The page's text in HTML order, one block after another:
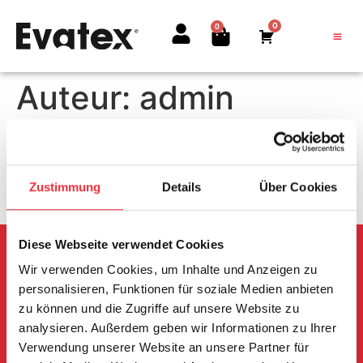
Zustimmung Details Über Cookies
Diese Webseite verwendet Cookies
Wir verwenden Cookies, um Inhalte und Anzeigen zu
personalisieren, Funktionen für soziale Medien anbieten
zu können und die Zugriffe auf unsere Website zu
analysieren. Außerdem geben wir Informationen zu Ihrer
Verwendung unserer Website an unsere Partner für
0 0
Auteur: admin
Welkom bij WordPress. Dit is je eerste bericht. Bewerk
Het reddings- en evacuatiedoek EVATEX®
wordt gebruikt voor de redding of